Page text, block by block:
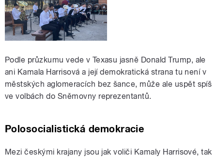
Podle průzkumu vede v Texasu jasně Donald Trump, ale
ani Kamala Harrisová a její demokratická strana tu není v
městských aglomeracích bez šance, může ale uspět spíš
ve volbách do Sněmovny reprezentantů.
Polosocialistická demokracie
Mezi českými krajany jsou jak voliči Kamaly Harrisové, tak